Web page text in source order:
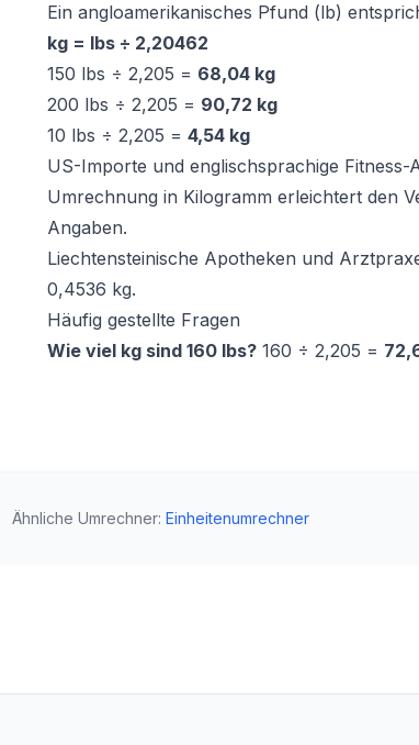
Ein angloamerikanisches Pfund (lb)
kg = lbs ÷ 2,20462
150 lbs ÷ 2,205 = 68,04 kg
200 lbs ÷ 2,205 = 90,72 kg
10 lbs ÷ 2,205 = 4,54 kg
US-Importe und englischsprachige
Umrechnung in Kilogramm erleichtert den
Angaben.
Liechtensteinische Apotheken und
0,4536 kg.
Häufig gestellte Fragen
Wie viel kg sind 160 lbs? 160 ÷ 2,205 =
Ähnliche Umrechner: Einheitenumrechner